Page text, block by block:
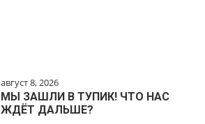
август 8, 2026
МЫ ЗАШЛИ В ТУПИК! ЧТО НАС
ЖДЁТ ДАЛЬШЕ?